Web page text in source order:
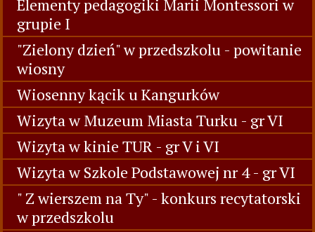
Elementy pedagogiki Marii Montessori w
grupie I
"Zielony dzień" w przedszkolu - powitanie
wiosny
Wiosenny kącik u Kangurków
Wizyta w Muzeum Miasta Turku - gr VI
Wizyta w kinie TUR - gr V i VI
Wizyta w Szkole Podstawowej nr 4 - gr VI
" Z wierszem na Ty" - konkurs recytatorski
w przedszkolu